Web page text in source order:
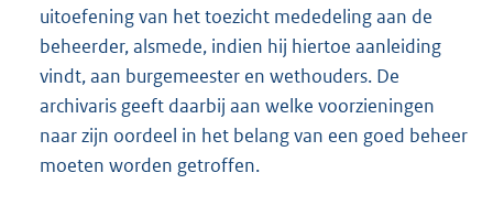
uitoefening van het toezicht mededeling aan de
beheerder, alsmede, indien hij hiertoe aanleiding
vindt, aan burgemeester en wethouders. De
archivaris geeft daarbij aan welke voorzieningen
naar zijn oordeel in het belang van een goed beheer
moeten worden getroffen.